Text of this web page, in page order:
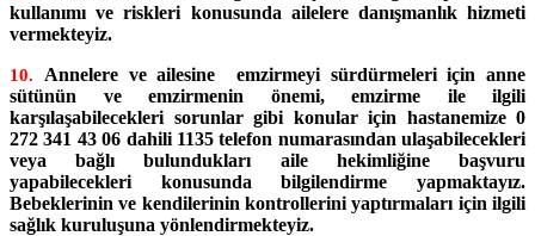
kullanımı ve riskleri konusunda ailelere danışmanlık hizmeti
vermekteyiz.
10.
Annelere ve ailesine emzirmeyi sürdürmeleri için anne
sütünün ve emzirmenin önemi, emzirme ile ilgili
karşılaşabilecekleri sorunlar gibi konular için hastanemize 0
272 341 43 06 dahili 1135 telefon numarasından ulaşabilecekleri
veya bağlı bulundukları aile hekimliğine başvuru
yapabilecekleri konusunda bilgilendirme yapmaktayız.
Bebeklerinin ve kendilerinin kontrollerini yaptırmaları için ilgili
sağlık kuruluşuna yönlendirmekteyiz.